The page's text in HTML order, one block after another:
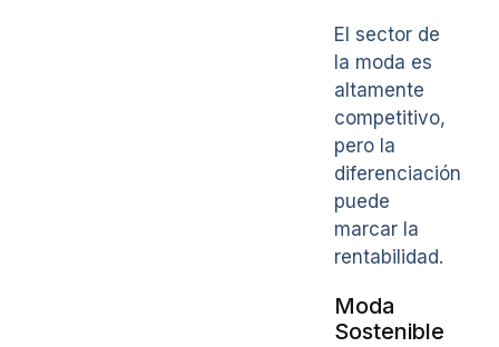
El sector de
la moda es
altamente
competitivo,
pero la
diferenciación
puede
marcar la
rentabilidad.
Moda
Sostenible